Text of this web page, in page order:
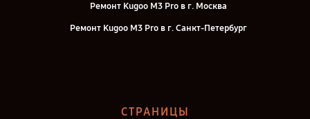
Ремонт Kugoo M3 Pro в г. Москва
Ремонт Kugoo M3 Pro в г. Санкт-Петербург
СТРАНИЦЫ